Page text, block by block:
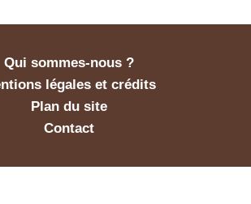
Qui sommes-nous ?
légales et crédits
Plan du site
Contact